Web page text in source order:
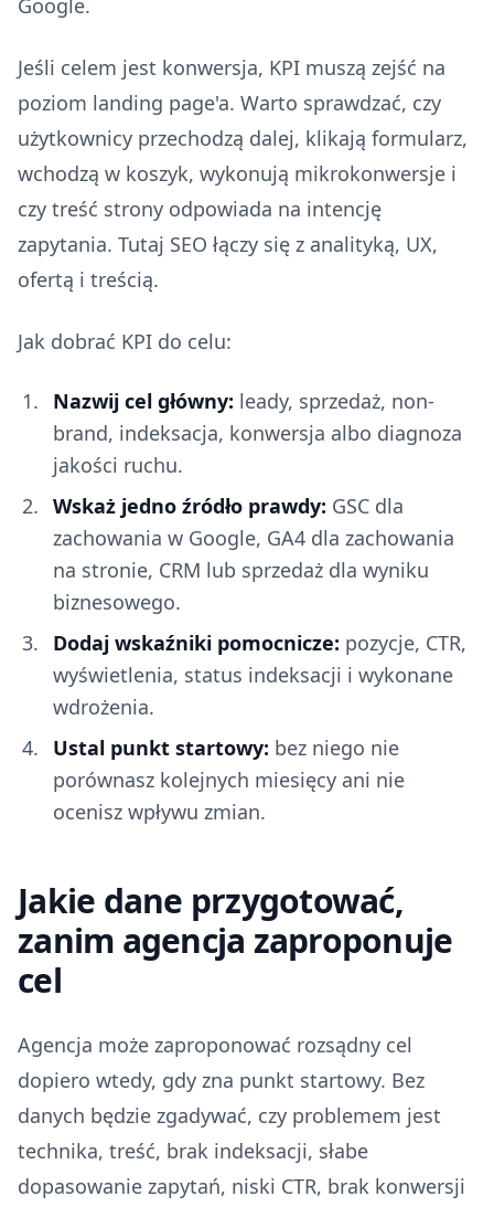
Google.
Jeśli celem jest konwersja, KPI muszą zejść na
poziom landing page'a. Warto sprawdzać, czy
użytkownicy przechodzą dalej, klikają formularz,
wchodzą w koszyk, wykonują mikrokonwersje i
czy treść strony odpowiada na intencję
zapytania. Tutaj SEO łączy się z analityką, UX,
ofertą i treścią.
Jak dobrać KPI do celu:
Nazwij cel główny: leady, sprzedaż, non-
brand, indeksacja, konwersja albo diagnoza
jakości ruchu.
Wskaż jedno źródło prawdy: GSC dla
zachowania w Google, GA4 dla zachowania
na stronie, CRM lub sprzedaż dla wyniku
biznesowego.
Dodaj wskaźniki pomocnicze: pozycje, CTR,
wyświetlenia, status indeksacji i wykonane
wdrożenia.
Ustal punkt startowy: bez niego nie
porównasz kolejnych miesięcy ani nie
ocenisz wpływu zmian.
Jakie dane przygotować,
zanim agencja zaproponuje
cel
Agencja może zaproponować rozsądny cel
dopiero wtedy, gdy zna punkt startowy. Bez
danych będzie zgadywać, czy problemem jest
technika, treść, brak indeksacji, słabe
dopasowanie zapytań, niski CTR, brak konwersji